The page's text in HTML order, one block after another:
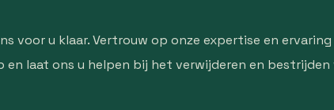
u klaar. Vertrouw op onze expertise en ervaring
en laat ons u helpen bij het verwijderen en